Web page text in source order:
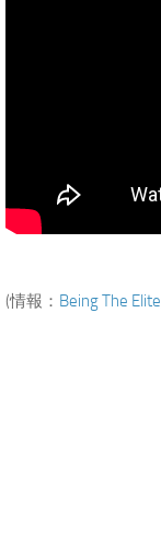
(情報： Being The Elite